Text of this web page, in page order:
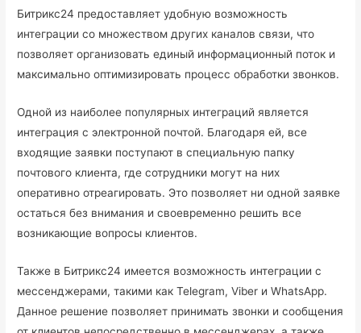
Битрикс24 предоставляет удобную возможность
интеграции со множеством других каналов связи, что
позволяет организовать единый информационный поток и
максимально оптимизировать процесс обработки звонков.
Одной из наиболее популярных интеграций является
интеграция с электронной почтой. Благодаря ей, все
входящие заявки поступают в специальную папку
почтового клиента, где сотрудники могут на них
оперативно отреагировать. Это позволяет ни одной заявке
остаться без внимания и своевременно решить все
возникающие вопросы клиентов.
Также в Битрикс24 имеется возможность интеграции с
мессенджерами, такими как Telegram, Viber и WhatsApp.
Данное решение позволяет принимать звонки и сообщения